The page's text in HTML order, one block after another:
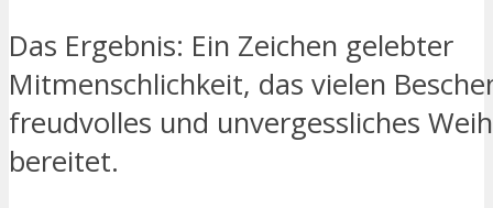
Das Ergebnis: Ein Zeichen gelebter
Mitmenschlichkeit, das vielen
freudvolles und unvergessliches
bereitet.